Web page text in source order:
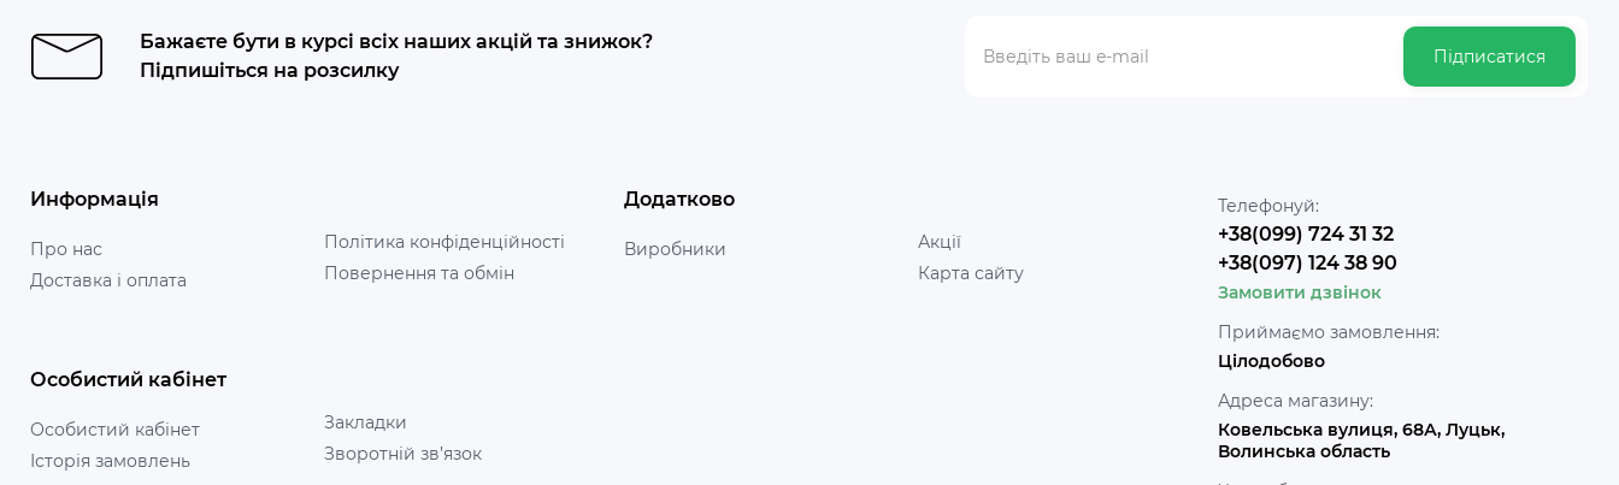
Бажаєте бути в курсі всіх наших акцій та знижок?
Підпишіться на розсилку
Підписатися
Информація
Про нас
Доставка і оплата
Політика конфіденційності
Повернення та обмін
Додатково
Виробники
Акції
Карта сайту
Особистий кабінет
Особистий кабінет
Історія замовлень
Закладки
Зворотній зв’язок
Телефонуй:
+38(099) 724 31 32
+38(097) 124 38 90
Замовити дзвінок
Приймаємо замовлення:
Цілодобово
Адреса магазину:
Ковельська вулиця, 68А, Луцьк,
Волинська область